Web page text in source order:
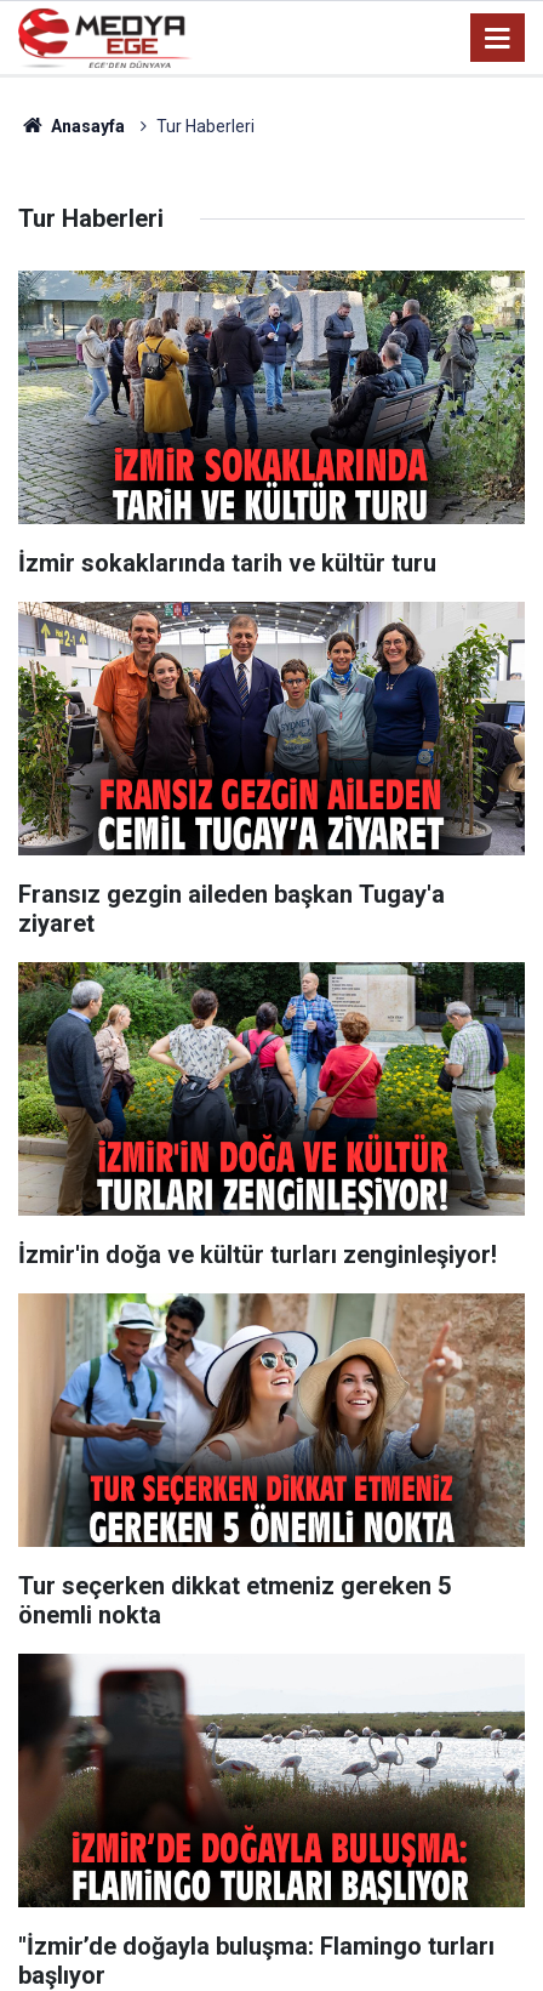
Anasayfa Tur Haberleri
Tur Haberleri
İzmir sokaklarında tarih ve kültür turu
Fransız gezgin aileden başkan Tugay'a
ziyaret
İzmir'in doğa ve kültür turları zenginleşiyor!
Tur seçerken dikkat etmeniz gereken 5
önemli nokta
"İzmir’de doğayla buluşma: Flamingo turları
başlıyor